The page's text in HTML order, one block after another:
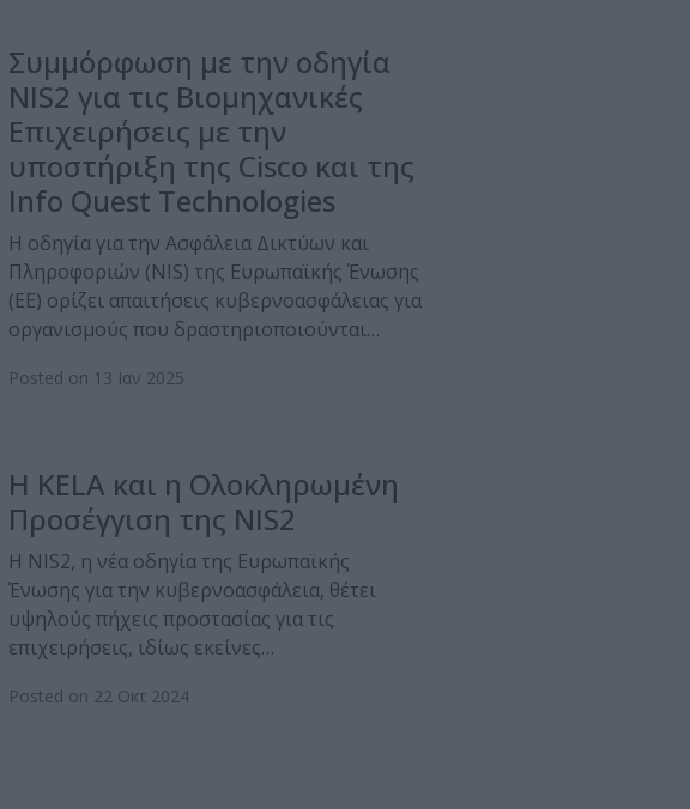
Συμμόρφωση με την οδηγία
NIS2 για τις Βιομηχανικές
Επιχειρήσεις με την
υποστήριξη της Cisco και της
Info Quest Technologies
Η οδηγία για την Ασφάλεια Δικτύων και
Πληροφοριών (NIS) της Ευρωπαϊκής Ένωσης
(ΕΕ) ορίζει απαιτήσεις κυβερνοασφάλειας για
οργανισμούς που δραστηριοποιούνται…
Posted on 13 Ιαν 2025
Η KELA και η Ολοκληρωμένη
Προσέγγιση της NIS2
Η NIS2, η νέα οδηγία της Ευρωπαϊκής
Ένωσης για την κυβερνοασφάλεια, θέτει
υψηλούς πήχεις προστασίας για τις
επιχειρήσεις, ιδίως εκείνες…
Posted on 22 Οκτ 2024